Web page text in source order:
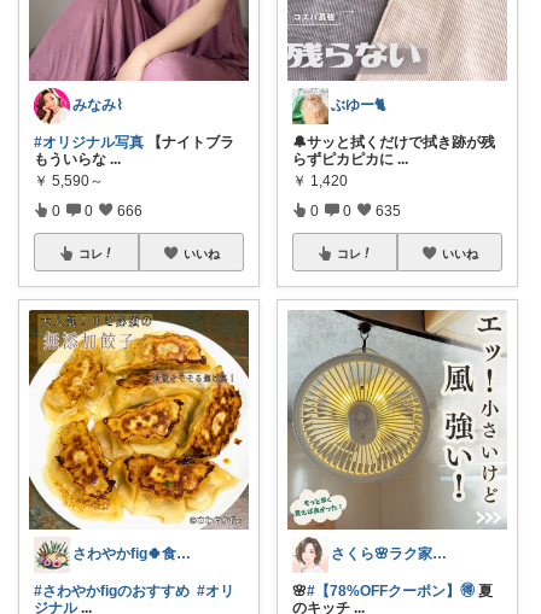
みなみ⌇
#オリジナル写真 【ナイトブラ
もういらな ...
￥ 5,590～
0 0 666
コレ いいね
さわやかfig🍀食と暮らしを楽しむ
#さわやかfigのおすすめ #オリ
ジナル ...
ぶゆー🐈
🔔サッと拭くだけで拭き跡が残
らずピカピカに ...
￥ 1,420
0 0 635
コレ いいね
さくら🌸ラク家事&便利な生活雑貨🏠️
🌸#【78%OFFクーポン】🉐 夏
のキッチ ...